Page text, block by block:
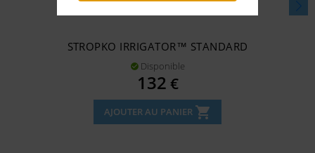
STROPKO IRRIGATOR™ STANDARD
 Disponible
Prix
132 €
AJOUTER AU PANIER shopping_cart